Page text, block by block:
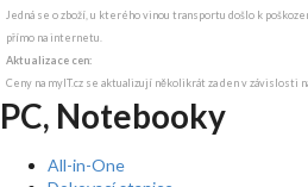
Jedná se o zboží, u kterého vinou transportu došlo k
přímo na internetu.
Aktualizace cen:
Ceny na myIT.cz se aktualizují několikrát za den v závislosti
PC, Notebooky
All-in-One